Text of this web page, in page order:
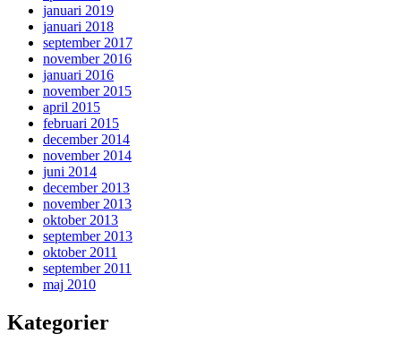
januari 2019
januari 2018
september 2017
november 2016
januari 2016
november 2015
april 2015
februari 2015
december 2014
november 2014
juni 2014
december 2013
november 2013
oktober 2013
september 2013
oktober 2011
september 2011
maj 2010
Kategorier